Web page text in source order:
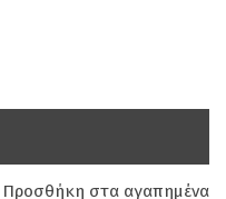
Προσθήκη στα αγαπημένα